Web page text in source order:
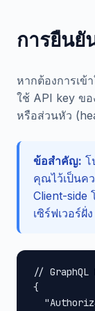
การยืนยั
หากต้องการเข้
ใช้ API key ข
หรือส่วนหัว
ข้อสำคัญ: โ
คุณไว้เป็นค
Client-side
เซิร์ฟเวอร์ฝั่
// GraphQL
{